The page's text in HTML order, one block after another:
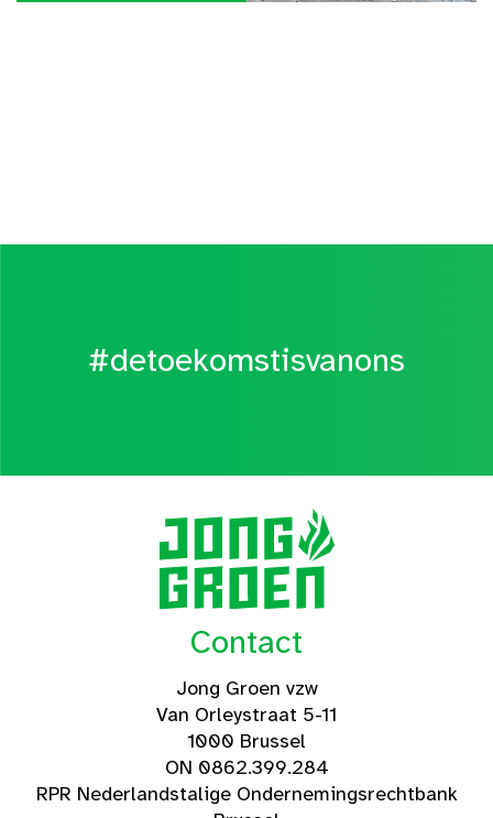
#detoekomstisvanons
Contact
Jong Groen vzw
Van Orleystraat 5-11
1000 Brussel
ON 0862.399.284
RPR Nederlandstalige Ondernemingsrechtbank